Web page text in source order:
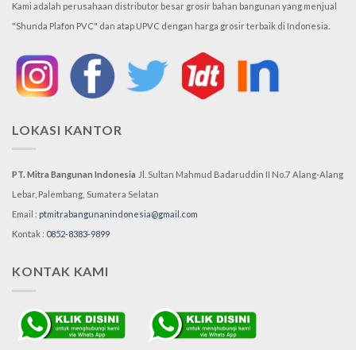
Kami adalah perusahaan distributor besar grosir bahan bangunan yang menjual
"Shunda Plafon PVC" dan atap UPVC dengan harga grosir terbaik di Indonesia.
LOKASI KANTOR
PT. Mitra Bangunan Indonesia Jl. Sultan Mahmud Badaruddin II No.7 Alang-Alang
Lebar, Palembang, Sumatera Selatan
Email : ptmitrabangunanindonesia@gmail.com
Kontak : 0852-8383-9899
KONTAK KAMI